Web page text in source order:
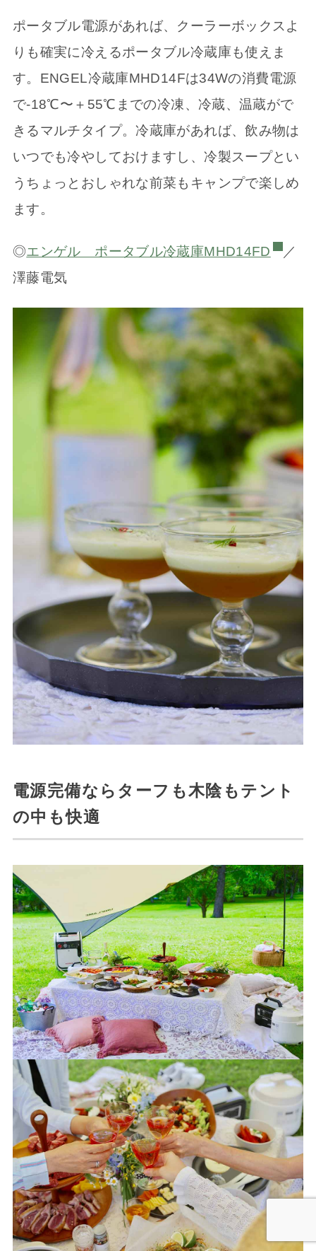
ポータブル電源があれば、クーラーボックスよ
りも確実に冷えるポータブル冷蔵庫も使えま
す。ENGEL冷蔵庫MHD14Fは34Wの消費電源
で-18℃〜＋55℃までの冷凍、冷蔵、温蔵がで
きるマルチタイプ。冷蔵庫があれば、飲み物は
いつでも冷やしておけますし、冷製スープとい
うちょっとおしゃれな前菜もキャンプで楽しめ
ます。
◎エンゲル ポータブル冷蔵庫MHD14FD
／
澤藤電気
電源完備ならターフも木陰もテント
の中も快適